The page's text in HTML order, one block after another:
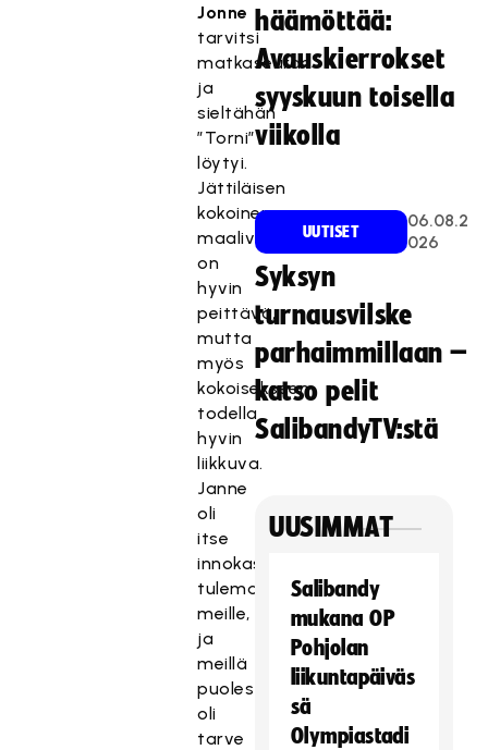
Jonne
tarvitsi
matkaseuran
ja
sieltähän
”Torni”
löytyi.
Jättiläisen
kokoinen
maalivahti
on
hyvin
peittävä,
mutta
myös
kokoisekseen
todella
hyvin
liikkuva.
Janne
oli
itse
innokas
tulemaan
meille,
ja
meillä
puolestaan
oli
tarve
häämöttää:
Avauskierrokset
syyskuun toisella
viikolla
UUTISET
06.08.2
026
Syksyn
turnausvilske
parhaimmillaan –
katso pelit
SalibandyTV:stä
UUSIMMAT
Salibandy
mukana OP
Pohjolan
liikuntapäiväs
sä
Olympiastadi